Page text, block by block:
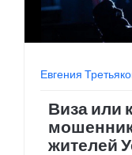
Евгения
Виза или
жителей